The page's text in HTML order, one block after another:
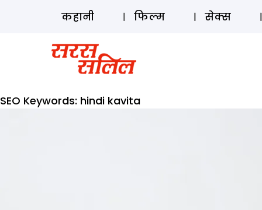
कहानी फिल्म सेक्स
SEO Keywords: hindi kavita